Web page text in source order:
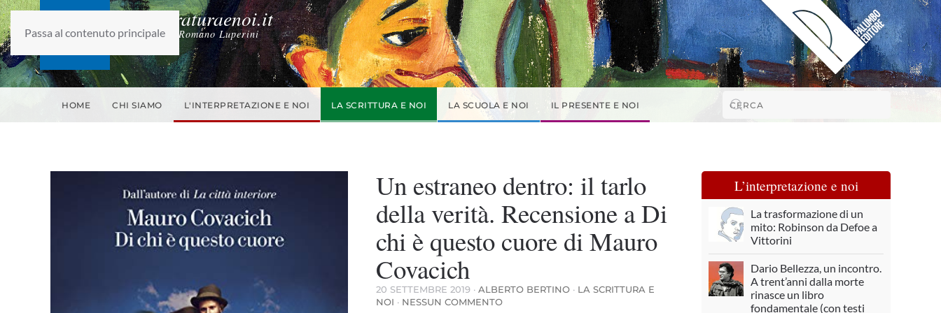
Passa al contenuto principale
laletteraturaenoi.it
fondato da Romano Luperini
HOME CHI SIAMO L'INTERPRETAZIONE E NOI LA SCRITTURA E NOI LA SCUOLA E NOI IL PRESENTE E NOI
Un estraneo dentro: il tarlo
della verità. Recensione a Di
chi è questo cuore di Mauro
Covacich
20 SETTEMBRE 2019 · ALBERTO BERTINO · LA SCRITTURA E
NOI · NESSUN COMMENTOSU
L’interpretazione e noi
La trasformazione di un
mito: Robinson da Defoe a
Vittorini
Dario Bellezza, un incontro.
A trent’anni dalla morte
rinasce un libro
fondamentale (con testi